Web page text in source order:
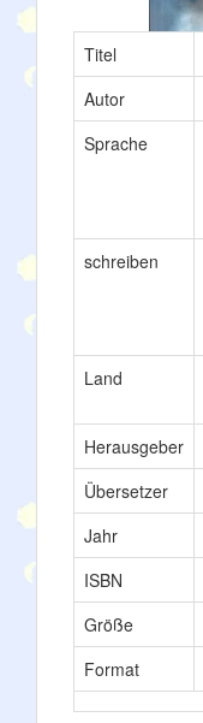
Titel
Autor
Sprache
schreiben
Land
Herausgeber
Übersetzer
Jahr
ISBN
Größe
Format